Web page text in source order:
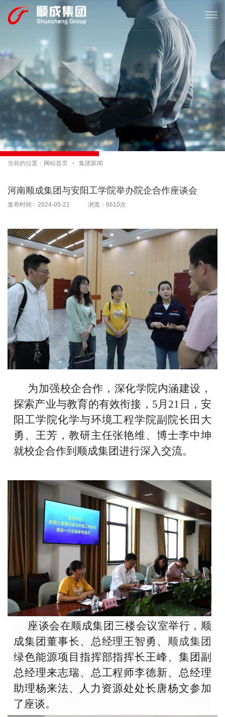

当前的位置： 网站首页  集团新闻
河南顺成集团与安阳工学院举办院企合作座谈会
发布时间：2024-05-21 浏览：6610次
为加强校企合作，深化学院内涵建设，
探索产业与教育的有效衔接，5月21日，安
阳工学院化学与环境工程学院副院长田大
勇、王芳，教研主任张艳维、博士李中坤
就校企合作到顺成集团进行深入交流。
座谈会在顺成集团三楼会议室举行，顺
成集团董事长、总经理王智勇、 顺成集团
绿色能源项目指挥部指挥长王峰、集团副
总经理来志瑞、总工程师李德新、 总经理
助理杨来法、 人力资源处处长唐杨文参加
了座谈。